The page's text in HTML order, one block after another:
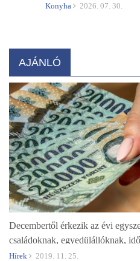
Konyha 2026. 07. 30.
AJÁNLÓ
Decembertől érkezik az évi
családoknak, egyedülállóknak,
vagy ajándék formában
Hírek 2019. 11. 25.